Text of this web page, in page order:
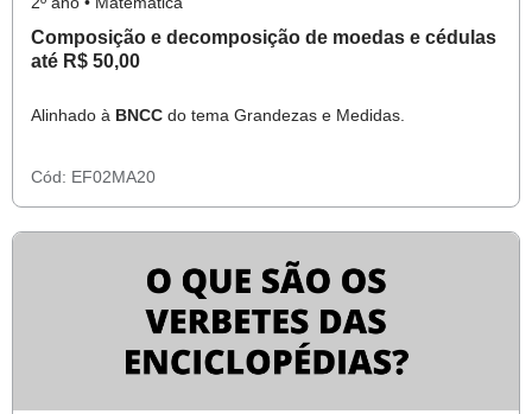
Composição e decomposição de moedas e cédulas
até R$ 50,00
Alinhado à BNCC do tema Grandezas e Medidas.
Cód: EF02MA20